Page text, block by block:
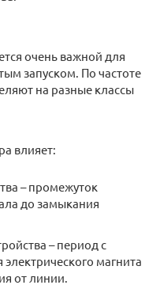
очень важной для
запуском. По частоте
на разные классы
влияет:
– промежуток
до замыкания
– период с
магнита
от линии.